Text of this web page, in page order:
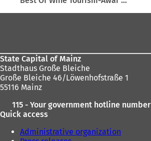
sich
hier:
State Capital of Mainz
Stadthaus Große Bleiche
Große Bleiche 46/Löwenhofstraße 1
55116 Mainz
115 - Your government hotline number
Quick access
Administrative organization